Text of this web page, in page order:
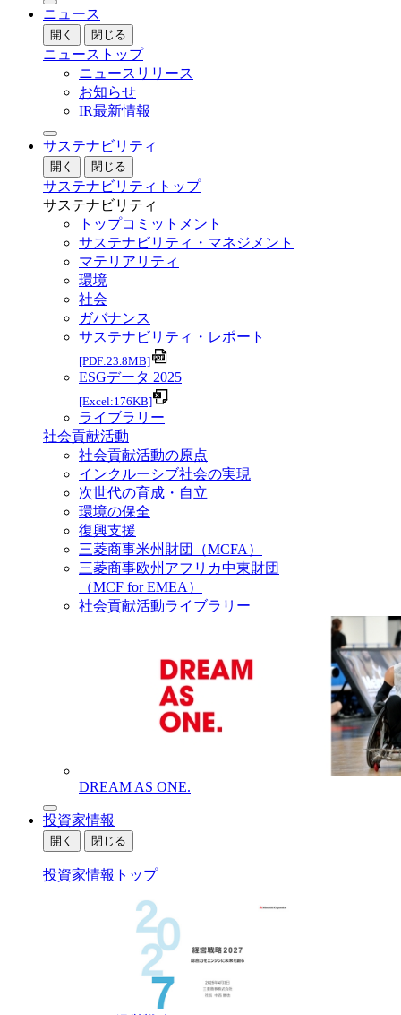
ニュース
開く 閉じる
ニューストップ
ニュースリリース
お知らせ
IR最新情報
サステナビリティ
開く 閉じる
サステナビリティトップ
サステナビリティ
トップコミットメント
サステナビリティ・マネジメント
マテリアリティ
環境
社会
ガバナンス
サステナビリティ・レポート
[PDF:23.8MB]
ESGデータ 2025
[Excel:176KB]
ライブラリー
社会貢献活動
社会貢献活動の原点
インクルーシブ社会の実現
次世代の育成・自立
環境の保全
復興支援
三菱商事米州財団（MCFA）
三菱商事欧州アフリカ中東財団
（MCF for EMEA）
社会貢献活動ライブラリー
DREAM AS ONE.
投資家情報
開く 閉じる
投資家情報トップ